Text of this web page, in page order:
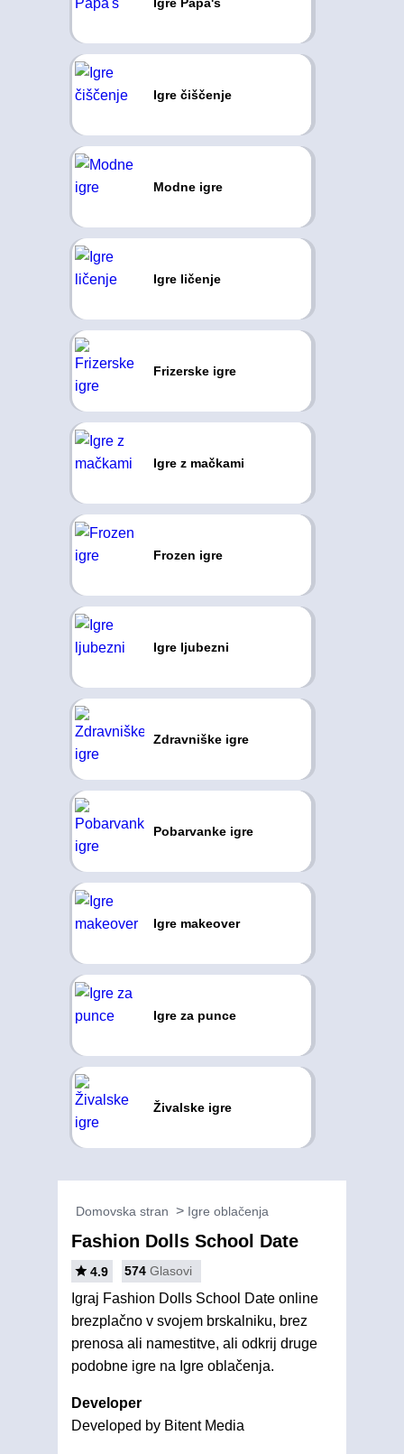
Igre čiščenje
Modne igre
Igre ličenje
Frizerske igre
Igre z mačkami
Frozen igre
Igre ljubezni
Zdravniške igre
Pobarvanke igre
Igre makeover
Igre za punce
Živalske igre
Domovska stran Igre oblačenja
Fashion Dolls School Date
4.9 574 Glasovi
Igraj Fashion Dolls School Date online
brezplačno v svojem brskalniku, brez
prenosa ali namestitve, ali odkrij druge
podobne igre na Igre oblačenja.
Developer
Developed by Bitent Media